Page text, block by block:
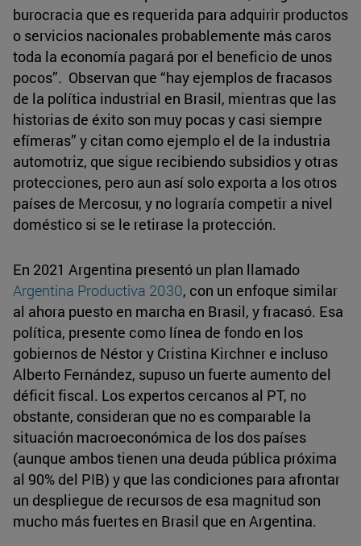
burocracia que es requerida para adquirir productos
o servicios nacionales probablemente más caros
toda la economía pagará por el beneficio de unos
pocos”. Observan que “hay ejemplos de fracasos
de la política industrial en Brasil, mientras que las
historias de éxito son muy pocas y casi siempre
efímeras” y citan como ejemplo el de la industria
automotriz, que sigue recibiendo subsidios y otras
protecciones, pero aun así solo exporta a los otros
países de Mercosur, y no lograría competir a nivel
doméstico si se le retirase la protección.
En 2021 Argentina presentó un plan llamado
Argentina Productiva 2030, con un enfoque similar
al ahora puesto en marcha en Brasil, y fracasó. Esa
política, presente como línea de fondo en los
gobiernos de Néstor y Cristina Kirchner e incluso
Alberto Fernández, supuso un fuerte aumento del
déficit fiscal. Los expertos cercanos al PT, no
obstante, consideran que no es comparable la
situación macroeconómica de los dos países
(aunque ambos tienen una deuda pública próxima
al 90% del PIB) y que las condiciones para afrontar
un despliegue de recursos de esa magnitud son
mucho más fuertes en Brasil que en Argentina.